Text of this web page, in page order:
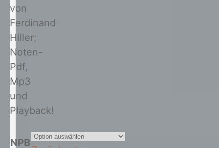
von
Ferdinand
Hiller;
Noten-
Pdf,
Mp3
und
Playback!
NPB